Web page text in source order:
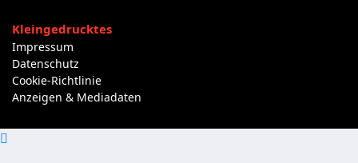
Kleingedrucktes
Impressum
Datenschutz
Cookie-Richtlinie
Anzeigen & Mediadaten